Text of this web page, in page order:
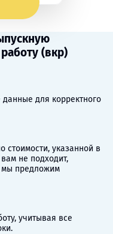
(вкр)
для корректного
стоимости, указанной в
не подходит,
мы предложим
учитывая все